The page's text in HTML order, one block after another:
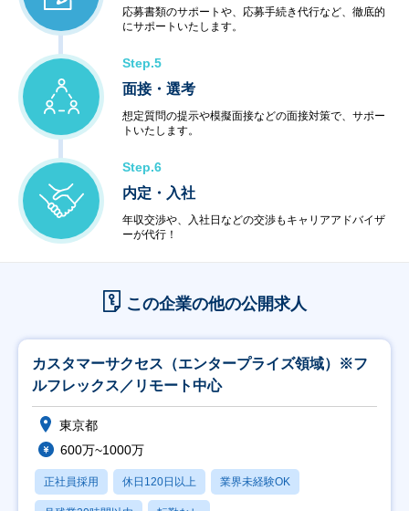
応募書類のサポートや、応募手続き代行など、徹底的
にサポートいたします。
Step.5
面接・選考
想定質問の提示や模擬面接などの面接対策で、サポー
トいたします。
Step.6
内定・入社
年収交渉や、入社日などの交渉もキャリアアドバイザ
ーが代行！
この企業の他の公開求人
カスタマーサクセス（エンタープライズ領域）※フ
ルフレックス／リモート中心
東京都
600万~1000万
正社員採用 休日120日以上 業界未経験OK